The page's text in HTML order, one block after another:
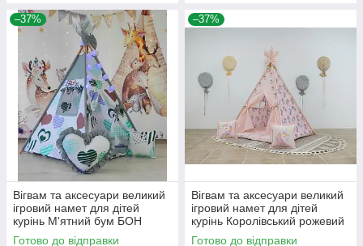
–37%
Вігвам та аксесуари великий
ігровий намет для дітей
курінь М'ятний бум БОН
БОН, комплект
Готово до відправки
–37%
Вігвам та аксесуари великий
ігровий намет для дітей
курінь Королівський рожевий
БОН БОН Повний комплект!
Готово до відправки